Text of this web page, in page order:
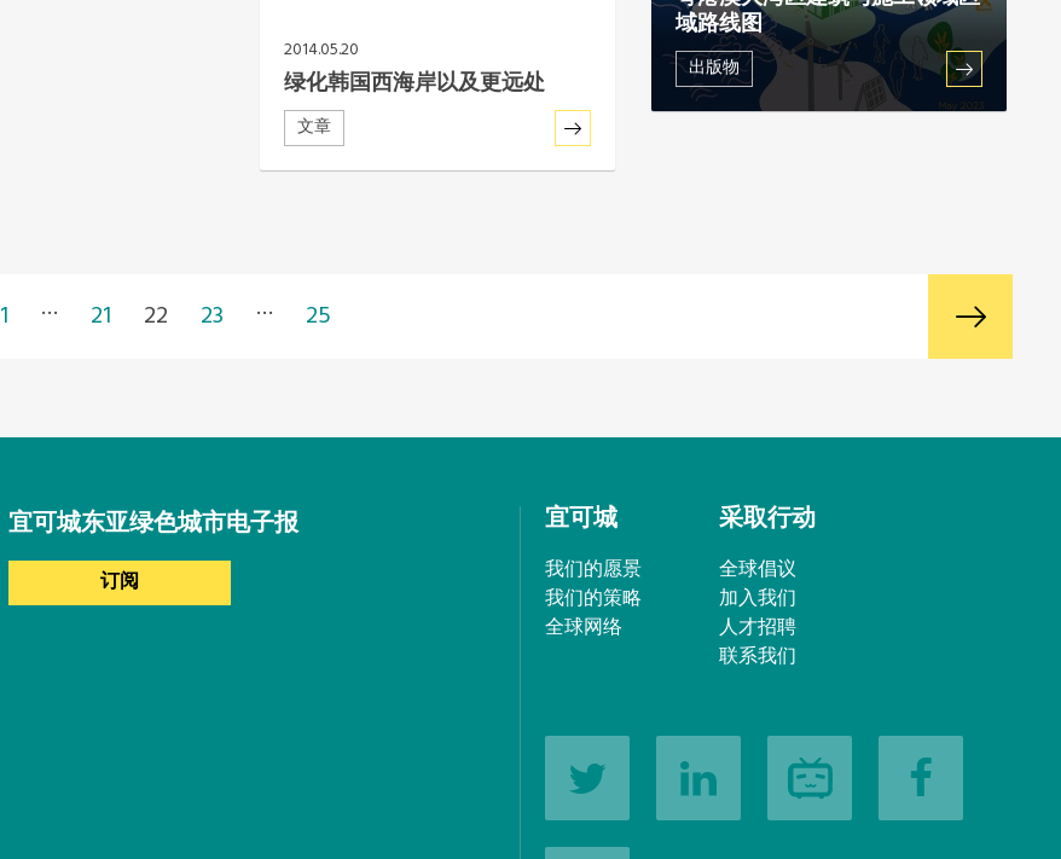
域路线图
出版物
2014.05.20
绿化韩国西海岸以及更远处
文章
1 … 21 22 23 … 25
宜可城东亚绿色城市电子报
订阅
宜可城
我们的愿景
我们的策略
全球网络
采取行动
全球倡议
加入我们
人才招聘
联系我们